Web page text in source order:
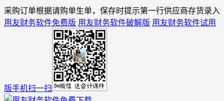
采购订单根据请购单生单，保存时提示第一行供应商存货录入
用友财务软件免费版 用友财务软件破解版 用友财务软件试用
版手机扫一扫